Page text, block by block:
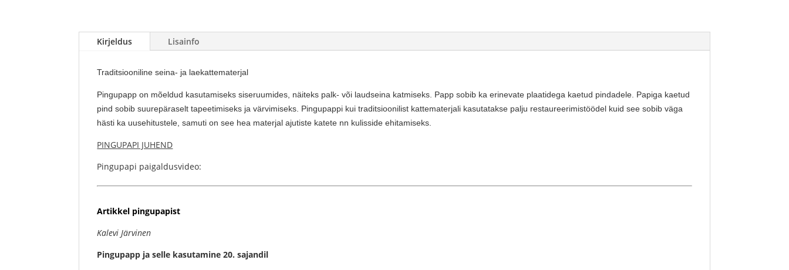
Kirjeldus Lisainfo
Traditsiooniline seina- ja laekattematerjal
Pingupapp on mõeldud kasutamiseks siseruumides, näiteks palk- või laudseina katmiseks. Papp sobib ka erinevate plaatidega kaetud pindadele. Papiga kaetud
pind sobib suurepäraselt tapeetimiseks ja värvimiseks. Pingupappi kui traditsioonilist kattematerjali kasutatakse palju restaureerimistöödel kuid see sobib väga
hästi ka uusehitustele, samuti on see hea materjal ajutiste katete nn kulisside ehitamiseks.
PINGUPAPI JUHEND
Pingupapi paigaldusvideo:
Artikkel pingupapist
Kalevi Järvinen
Pingupapp ja selle kasutamine 20. sajandil